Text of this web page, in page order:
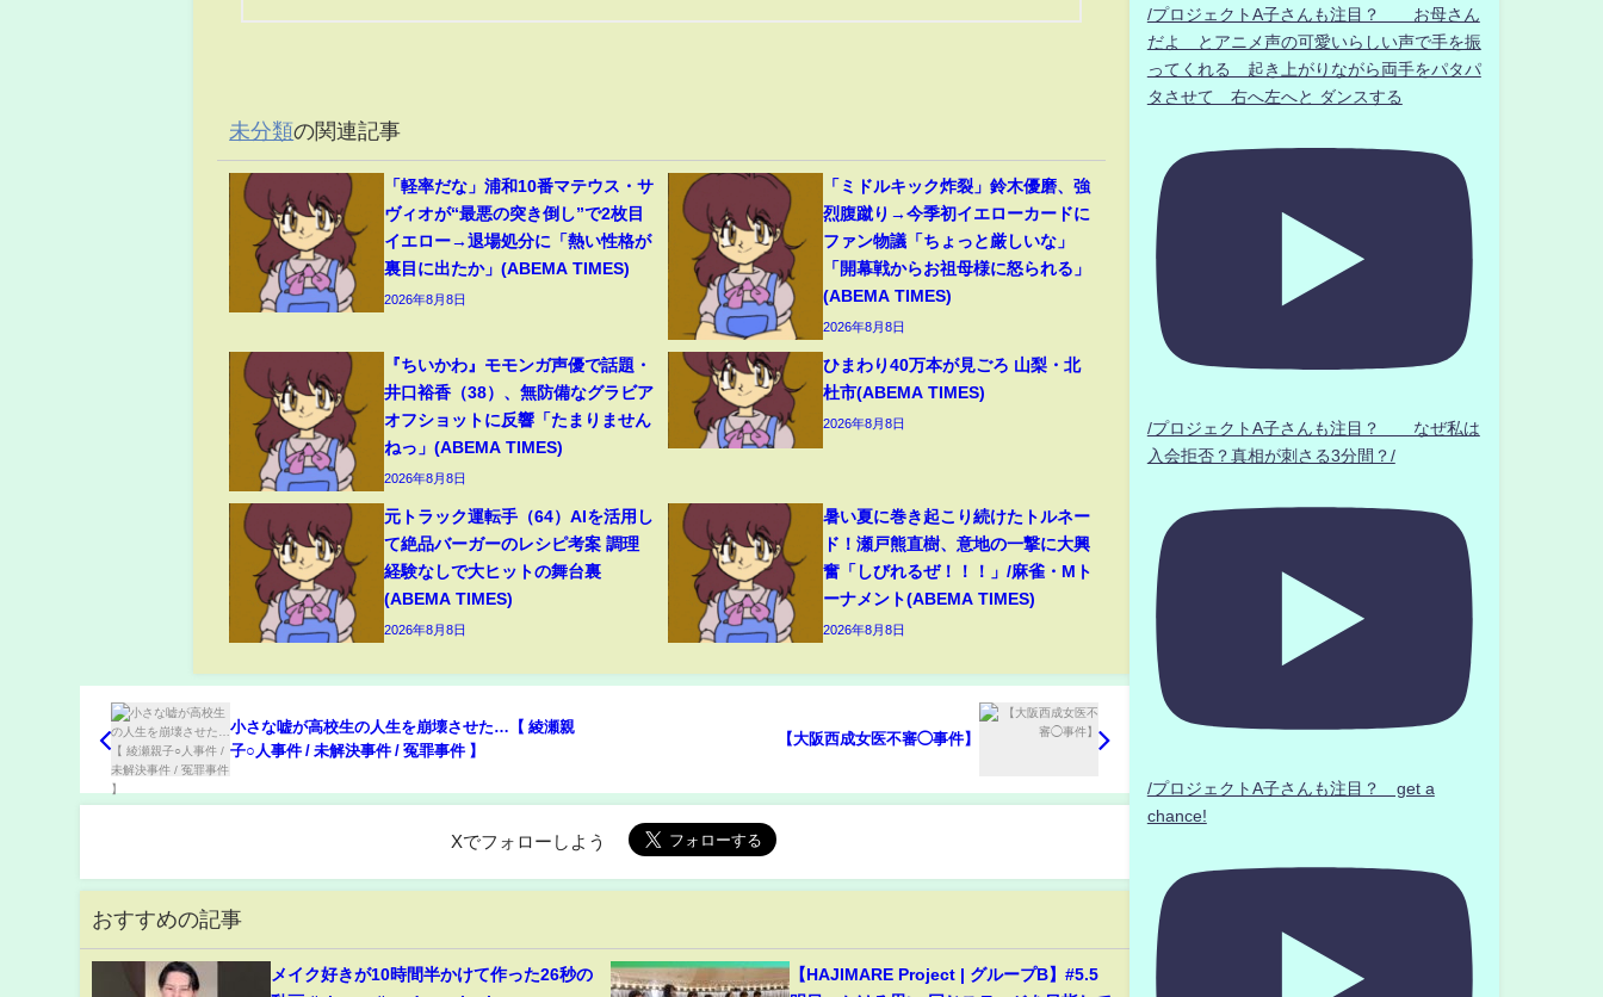
未分類の関連記事
「軽率だな」浦和10番マテウス・サ
ヴィオが“最悪の突き倒し”で2枚目
イエロー→退場処分に「熱い性格が
裏目に出たか」(ABEMA TIMES)
2026年8月8日
「ミドルキック炸裂」鈴木優磨、強
烈腹蹴り→今季初イエローカードに
ファン物議「ちょっと厳しいな」
「開幕戦からお祖母様に怒られる」
(ABEMA TIMES)
2026年8月8日
『ちいかわ』モモンガ声優で話題・
井口裕香（38）、無防備なグラビア
オフショットに反響「たまりません
ねっ」(ABEMA TIMES)
2026年8月8日
ひまわり40万本が見ごろ 山梨・北
杜市(ABEMA TIMES)
2026年8月8日
元トラック運転手（64）AIを活用し
て絶品バーガーのレシピ考案 調理
経験なしで大ヒットの舞台裏
(ABEMA TIMES)
2026年8月8日
暑い夏に巻き起こり続けたトルネー
ド！瀬戸熊直樹、意地の一撃に大興
奮「しびれるぜ！！！」/麻雀・Mト
ーナメント(ABEMA TIMES)
2026年8月8日
小さな嘘が高校生の人生を崩壊させた…【 綾瀬親
子○人事件 / 未解決事件 / 冤罪事件 】
【大阪西成女医不審◯事件】
Xでフォローしよう
おすすめの記事
メイク好きが10時間半かけて作った26秒の
【HAJIMARE Project | グループB】#5.5
/プロジェクトA子さんも注目？ お母さん
だよ とアニメ声の可愛いらしい声で手を振
ってくれる 起き上がりながら両手をパタパ
タさせて 右へ左へと ダンスする
/プロジェクトA子さんも注目？ なぜ私は
入会拒否？真相が刺さる3分間？/
/プロジェクトA子さんも注目？ get a
chance!